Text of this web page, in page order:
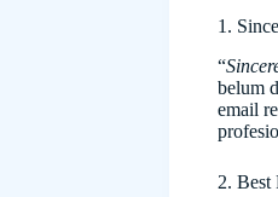
1.
“
belum
email
2. Best